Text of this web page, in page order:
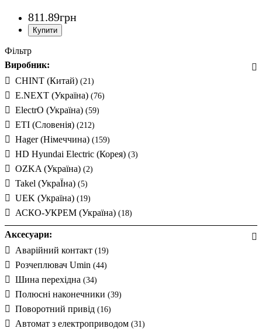
811.89грн
Фільтр
Виробник:
CHINT (Китай) (21)
E.NEXT (Україна) (76)
ElectrO (Україна) (59)
ETI (Словенія) (212)
Hager (Німеччина) (159)
HD Hyundai Electric (Корея) (3)
OZKA (Україна) (2)
Takel (УкраЇна) (5)
UEK (Україна) (19)
АСКО-УКРЕМ (Україна) (18)
Аксесуари:
Аварійний контакт (19)
Розчеплювач Umin (44)
Шина перехідна (34)
Полюсні наконечники (39)
Поворотний привід (16)
Автомат з електроприводом (31)